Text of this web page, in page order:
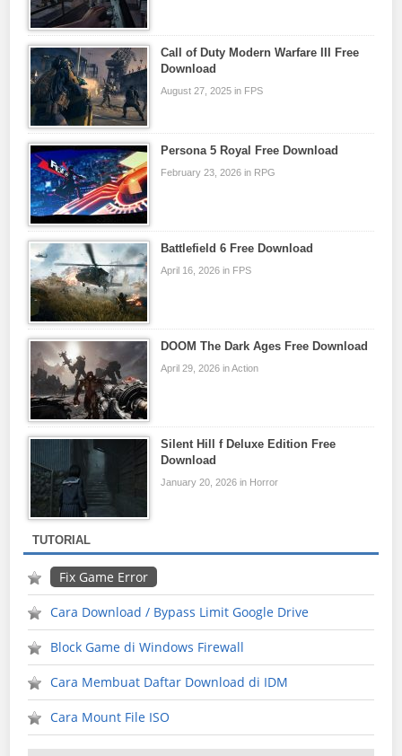
Call of Duty Modern Warfare III Free
Download
August 27, 2025 in FPS
Persona 5 Royal Free Download
February 23, 2026 in RPG
Battlefield 6 Free Download
April 16, 2026 in FPS
DOOM The Dark Ages Free Download
April 29, 2026 in Action
Silent Hill f Deluxe Edition Free
Download
January 20, 2026 in Horror
TUTORIAL
Fix Game Error
Cara Download / Bypass Limit Google Drive
Block Game di Windows Firewall
Cara Membuat Daftar Download di IDM
Cara Mount File ISO